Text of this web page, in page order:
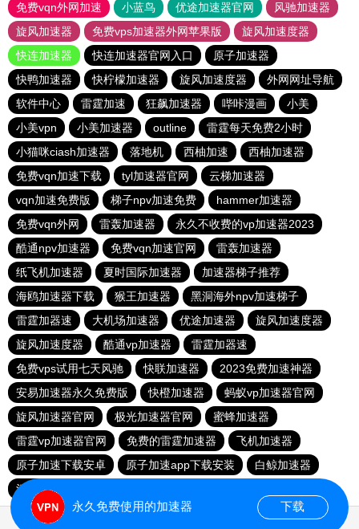
免费vqn外网加速
小蓝鸟 优途加速器官网
风驰加速器
旋风加速器
免费vps加速器外网苹果版
旋风加速度器
快连加速器
快连加速器官网入口
原子加速器
快鸭加速器
快柠檬加速器 旋风加速度器
外网网址导航
软件中心
雷霆加速 狂飙加速器 哔咔漫画
小美
小美vpn
小美加速器 outline
雷霆每天免费2小时
小猫咪ciash加速器
落地机 西柚加速
西柚加速器
免费vqn加速下载
tyl加速器官网
云梯加速器
vqn加速免费版
梯子npv加速免费
hammer加速器
免费vqn外网
雷轰加速器
永久不收费的vp加速器2023
酷通npv加速器
免费vqn加速官网
雷轰加速器
纸飞机加速器
夏时国际加速器
加速器梯子推荐
海鸥加速器下载
猴王加速器
黑洞海外npv加速梯子
雷霆加器速
大机场加速器 优途加速器
旋风加速度器
旋风加速度器
酷通vp加速器
雷霆加器速
免费vps试用七天风驰
快联加速器
2023免费加速神器
安易加速器永久免费版
快橙加速器
蚂蚁vp加速器官网
旋风加速器官网
极光加速器官网
蜜蜂加速器
雷霆vp加速器官网
免费的雷霆加速器
飞机加速器
原子加速下载安卓
原子加速app下载安装
白鲸加速器
河马加速
永久免费使用的加速器 下载